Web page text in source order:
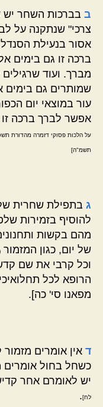
ב בברכות השחר יש
צרכי" שנתקנה על
אסור בנעילת
ברכה זו גם בימים
מברך. ועוד
שמותרים גם בימים
עור במוצאי יום
אפשר לברך ברכה זו
על הלכות פסוקי דזמרה מהדורת
תשמ"ה]
ג בתפילת שחרית
להוסיף בזמירות
מהם בקשות
של יום, כגון המזמור
וכל קרבי את שם
הרופא לכל
מפאנו סי' כה].
ד אין אומרים
כשחל בחול אומרים
יש לאומרם אחר
לח].